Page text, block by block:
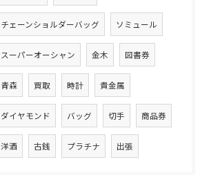
チェーンショルダーバッグ ソミュール
スーパーオーシャン 金木 図書券
青森 買取 時計 貴金属
ダイヤモンド バッグ 切手 商品券
洋酒 古銭 プラチナ 出張